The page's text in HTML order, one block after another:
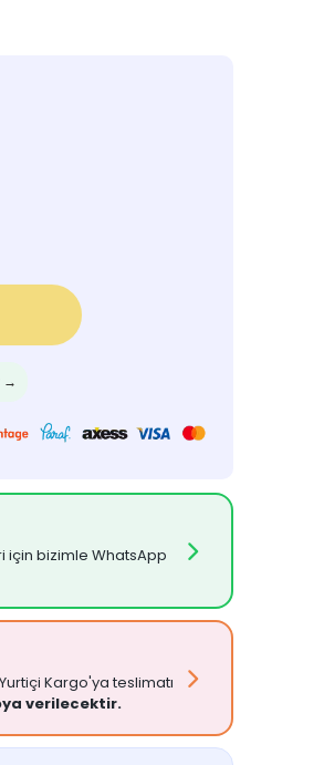
→
için bizimle WhatsApp
Kargo'ya teslimatı
verilecektir.